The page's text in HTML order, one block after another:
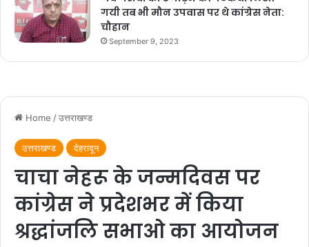
गयी तब भी मौन उपवास पर थे कांग्रेस नेता:
चौहान
September 9, 2023